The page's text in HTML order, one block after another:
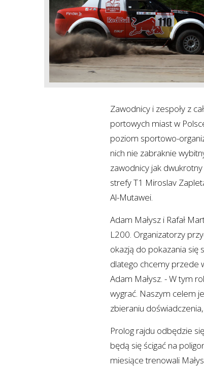
Zawodnicy i zespoły z
portowych miast w
poziom sportowo-
nich nie zabraknie
zawodnicy jak
strefy T1 Miroslav
Al-Mutawei.
Adam Małysz i Rafał
L200. Organizatorzy
okazją do pokazania się
dlatego chcemy przede
Adam Małysz. - W tym
wygrać. Naszym celem
zbieraniu
Prolog rajdu odbędzie
będą się ścigać na
miesiące trenowali